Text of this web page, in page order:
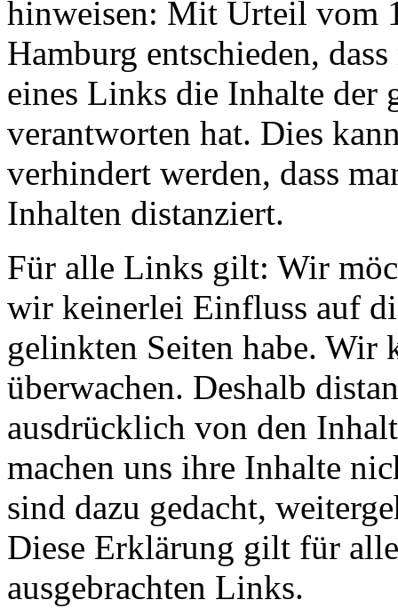
hinweisen: Mit Urteil vom
Hamburg entschieden,
eines Links die Inhalte der
verantworten hat. Dies
verhindert werden, dass
Inhalten distanziert.
Für alle Links gilt: Wir
wir keinerlei Einfluss auf
gelinkten Seiten habe. Wir
überwachen. Deshalb
ausdrücklich von den
machen uns ihre Inhalte
sind dazu gedacht,
Diese Erklärung gilt für
ausgebrachten Links.